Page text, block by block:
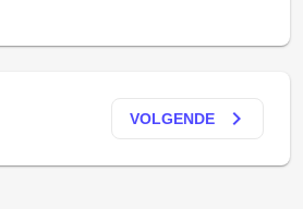
VOLGENDE keyboard_arrow_right